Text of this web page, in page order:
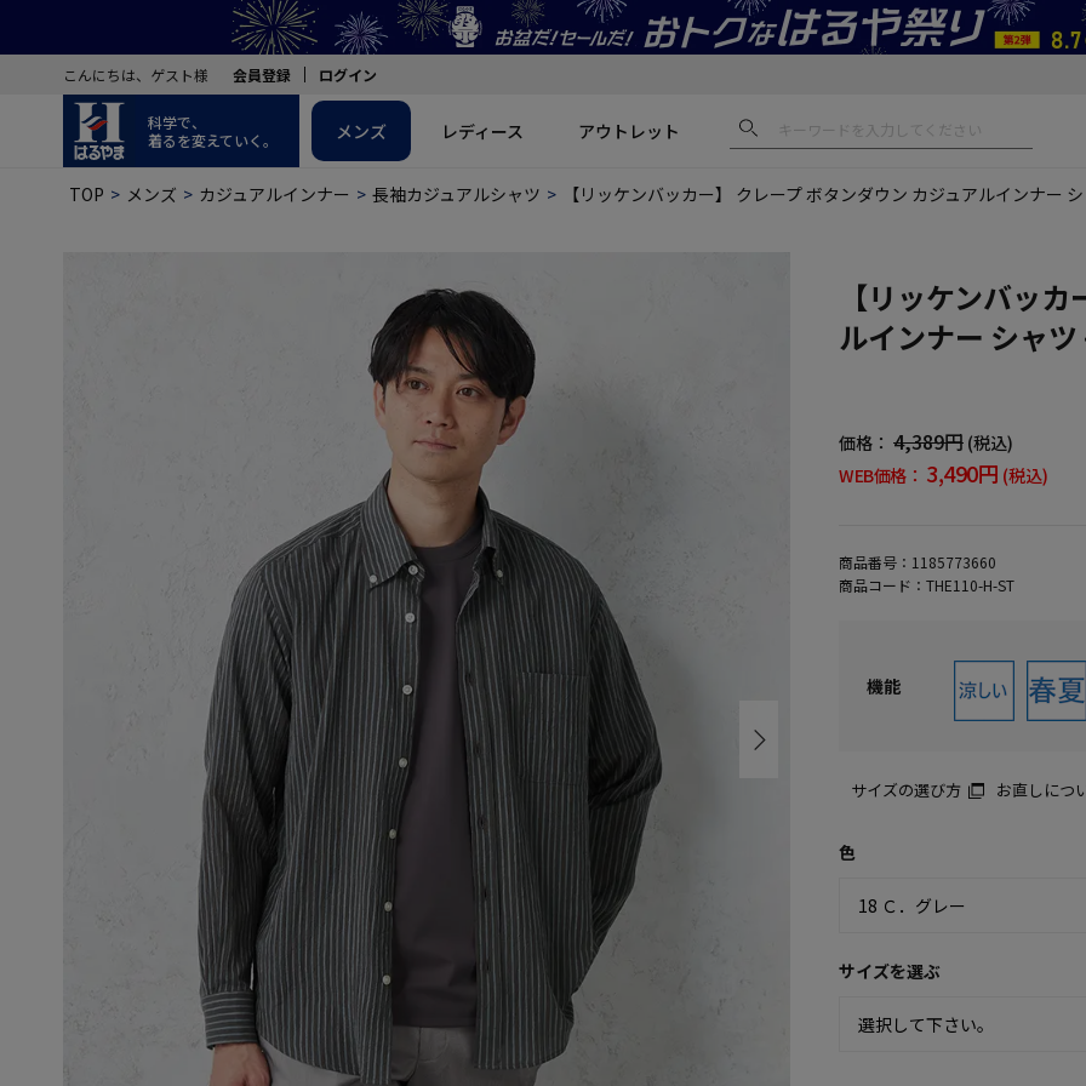
こんにちは、ゲスト様 会員登録 ログイン
科学で、
着るを変えていく。
メンズ レディース アウトレット
TOP メンズ カジュアルインナー 長袖カジュアルシャツ 【リッケンバッカー】 クレープ ボタンダウン カジュアルインナー
【リッケンバッ
ルインナー シャ
価格： 4,389円 (税込)
WEB価格： 3,490円 (税込)
商品番号： 1185773660
商品コード： THE110-H-ST
機能
サイズの選び方 お直しにつ
色
サイズを選ぶ